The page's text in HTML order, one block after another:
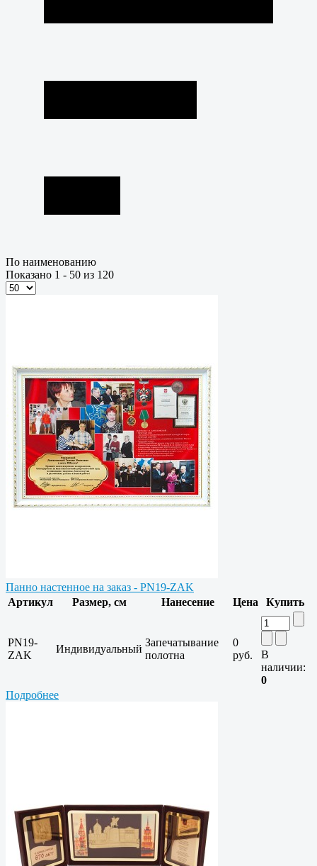
По наименованию
Показано 1 - 50 из 120
Панно настенное на заказ - PN19-ZAK
Артикул
Размер, см Нанесение Цена Купить
PN19-
ZAK
Индивидуальный
Запечатывание
полотна
0
руб.
В
наличии:
0
Подробнее